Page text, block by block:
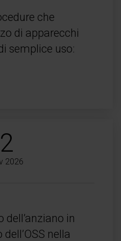
che
di apparecchi
semplice uso:
2
2026
dell’anziano in
nella